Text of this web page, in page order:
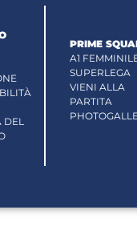
DEL
PRIME
A1
SUPERLEGA
VIENI ALLA
PARTITA